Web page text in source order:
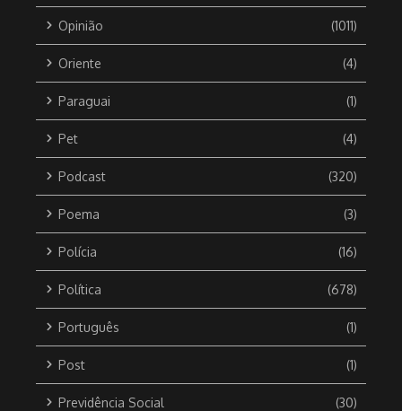
Opinião (1011)
Oriente (4)
Paraguai (1)
Pet (4)
Podcast (320)
Poema (3)
Polícia (16)
Política (678)
Português (1)
Post (1)
Previdência Social (30)